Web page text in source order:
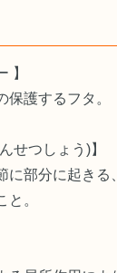
】
保護するフタ。
せつしょう)】
に部分に起き
。